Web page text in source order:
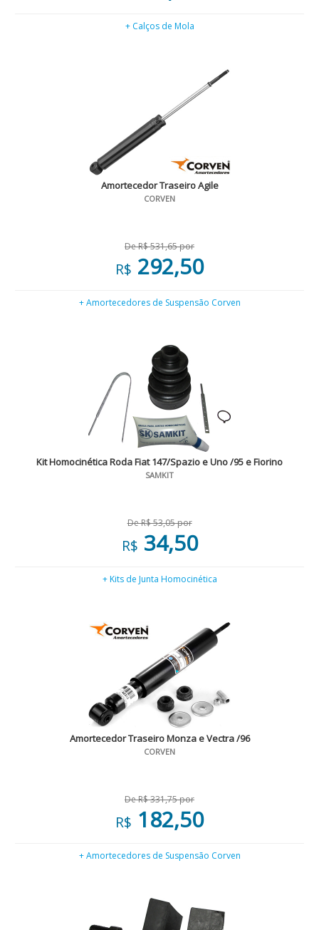
+ Calços de Mola
Amortecedor Traseiro Agile
CORVEN
De R$ 531,65 por
R$ 292,50
+ Amortecedores de Suspensão Corven
Kit Homocinética Roda Fiat 147/Spazio e Uno /95 e Fiorino
SAMKIT
De R$ 53,05 por
R$ 34,50
+ Kits de Junta Homocinética
Amortecedor Traseiro Monza e Vectra /96
CORVEN
De R$ 331,75 por
R$ 182,50
+ Amortecedores de Suspensão Corven